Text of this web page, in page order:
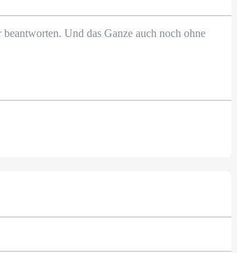
Und das Ganze auch noch ohne